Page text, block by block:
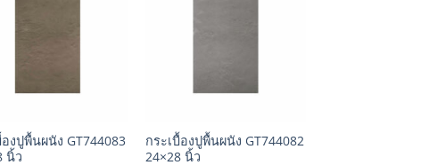
องปูพื้นผนัง GT744083
นิ้ว
กระเบื้องปูพื้นผนัง GT744082
24×28 นิ้ว